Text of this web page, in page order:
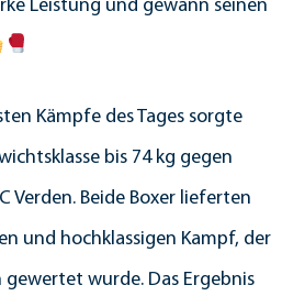
Leistung und gewann seinen
Kämpfe des Tages sorgte
bis 74 kg gegen
Verden. Beide Boxer lieferten
und hochklassigen Kampf, der
wurde. Das Ergebnis